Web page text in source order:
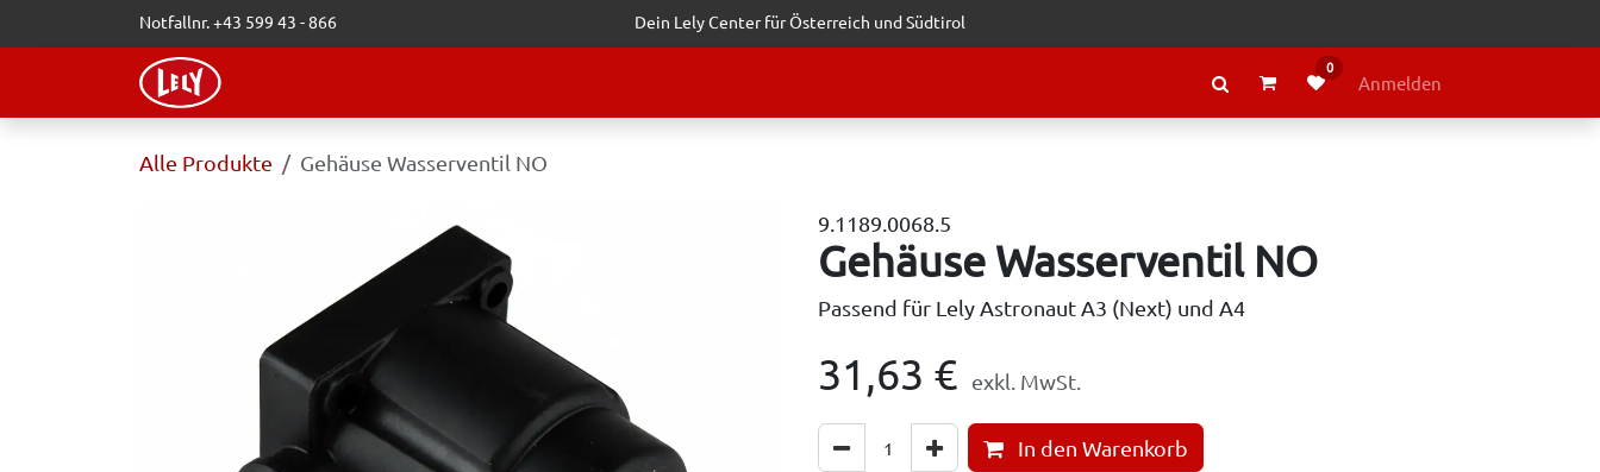
Zum Inhalt springenNotfallnr. +43 599 43 - 866 Dein Lely Center für Österreich und Südtirol
ÜBER LELY
0
Anmelden
Alle Produkte Gehäuse Wasserventil NO
9.1189.0068.5
Gehäuse Wasserventil NO
Passend für Lely Astronaut A3 (Next) und A4
31,63 € exkl. MwSt.
In den Warenkorb